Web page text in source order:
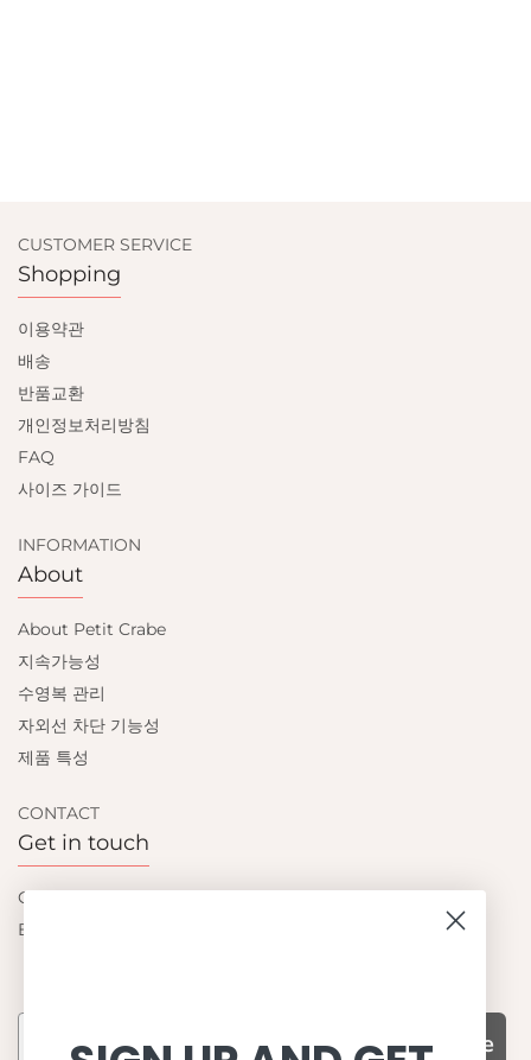
CUSTOMER SERVICE
Shopping
이용약관
배송
반품교환
개인정보처리방침
FAQ
사이즈 가이드
INFORMATION
About
About Petit Crabe
지속가능성
수영복 관리
자외선 차단 기능성
제품 특성
CONTACT
Get in touch
Contact us
Become a retailer
Subscribe